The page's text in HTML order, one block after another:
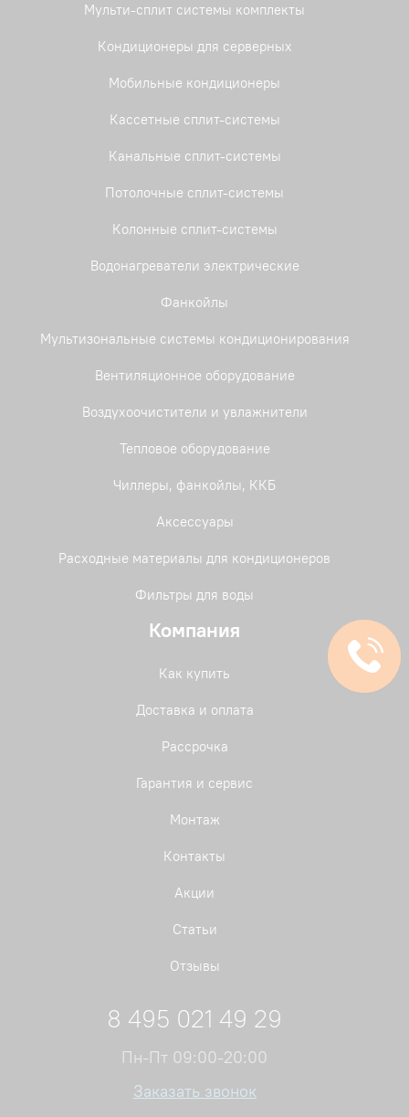
Мульти-сплит системы комплекты
Кондиционеры для серверных
Мобильные кондиционеры
Кассетные сплит-системы
Канальные сплит-системы
Потолочные сплит-системы
Колонные сплит-системы
Водонагреватели электрические
Фанкойлы
Мультизональные системы кондиционирования
Вентиляционное оборудование
Воздухоочистители и увлажнители
Тепловое оборудование
Чиллеры, фанкойлы, ККБ
Аксессуары
Расходные материалы для кондиционеров
Фильтры для воды
Компания
Как купить
Доставка и оплата
Рассрочка
Гарантия и сервис
Монтаж
Контакты
Акции
Статьи
Отзывы
8 495 021 49 29
Пн-Пт 09:00-20:00
Заказать звонок